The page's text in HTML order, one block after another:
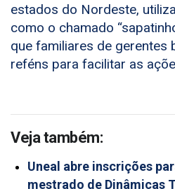
estados do Nordeste,
como o chamado
que familiares de gerentes
reféns para facilitar as
Veja também:
Uneal abre inscrições
mestrado de Dinâmicas